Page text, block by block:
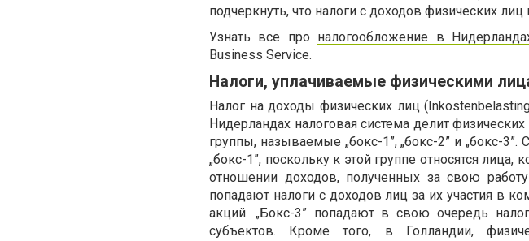
подчеркнуть, что налоги с доходов физических
Узнать все про налогообложение в
Business Service.
Налоги, уплачиваемые физическими
Налог на доходы физических лиц
Нидерландах налоговая система делит
группы, называемые „бокс-1”, „бокс-2” и „бокс-
„бокс-1”, поскольку к этой группе относятся
отношении доходов, полученных за свою
попадают налоги с доходов лиц за их участия в
акций. „Бокс-3” попадают в свою очередь
субъектов. Кроме того, в Голландии,